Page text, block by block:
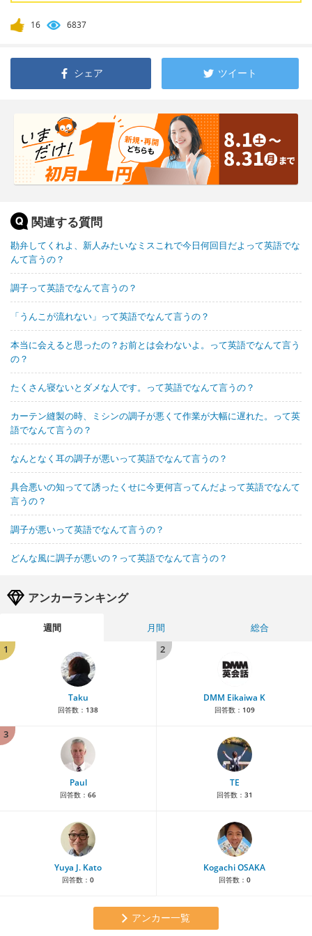
16 6837
シェア ツイート
関連する質問
勘弁してくれよ、新人みたいなミスこれで今日何回目だよって英語でな
んて言うの？
調子って英語でなんて言うの？
「うんこが流れない」って英語でなんて言うの？
本当に会えると思ったの？お前とは会わないよ。って英語でなんて言う
の？
たくさん寝ないとダメな人です。って英語でなんて言うの？
カーテン縫製の時、ミシンの調子が悪くて作業が大幅に遅れた。って英
語でなんて言うの？
なんとなく耳の調子が悪いって英語でなんて言うの？
具合悪いの知ってて誘ったくせに今更何言ってんだよって英語でなんて
言うの？
調子が悪いって英語でなんて言うの？
どんな風に調子が悪いの？って英語でなんて言うの？
アンカーランキング
週間 月間
総合
1
Taku
回答数： 138
2
DMM Eikaiwa K
回答数： 109
3
Paul
回答数： 66
TE
回答数： 31
Yuya J. Kato
回答数： 0
Kogachi OSAKA
回答数： 0
アンカー一覧